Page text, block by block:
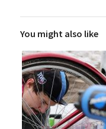
You might also like